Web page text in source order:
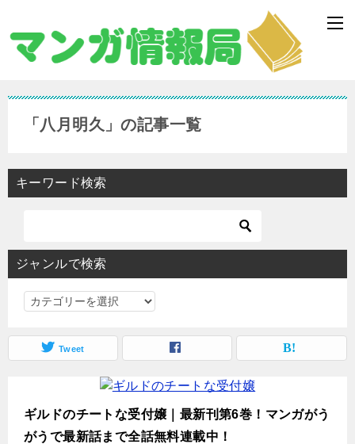
「八月明久」の記事一覧
キーワード検索
ジャンルで検索
ジ
ン
ル
索
Tweet
ギルドのチートな受付嬢｜最新刊第6巻！マンガがう
がうで最新話まで全話無料連載中！